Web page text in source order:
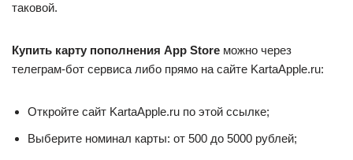
таковой.
Купить карту пополнения App Store можно через
телеграм-бот сервиса либо прямо на сайте KartaApple.ru:
Откройте сайт KartaApple.ru по этой ссылке;
Выберите номинал карты: от 500 до 5000 рублей;